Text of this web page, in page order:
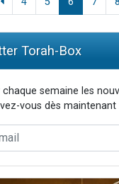
Torah-Box
chaque semaine les
vous dès maintenant